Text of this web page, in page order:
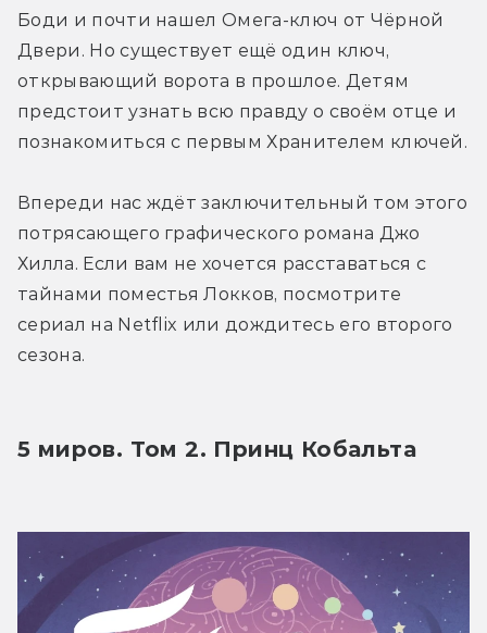
Боди и почти нашел Омега-ключ от Чёрной
Двери. Но существует ещё один ключ,
открывающий ворота в прошлое. Детям
предстоит узнать всю правду о своём отце и
познакомиться с первым Хранителем ключей.
Впереди нас ждёт заключительный том этого
потрясающего графического романа Джо
Хилла. Если вам не хочется расставаться с
тайнами поместья Локков, посмотрите
сериал на Netflix или дождитесь его второго
сезона.
5 миров. Том 2. Принц Кобальта